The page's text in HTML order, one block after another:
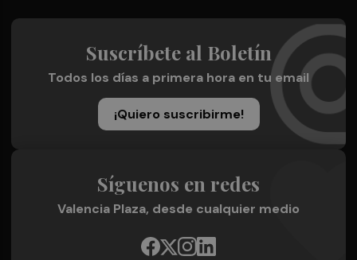
Suscríbete al Boletín
Todos los días a primera hora en tu email
¡Quiero suscribirme!
Síguenos en redes
Valencia Plaza, desde cualquier medio